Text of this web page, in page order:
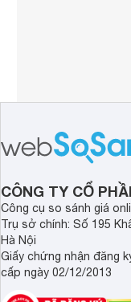
CÔNG TY CỔ
Công cụ so sánh giá
Trụ sở chính: Số 195
Hà Nội
Giấy chứng nhận đăng
cấp ngày 02/12/2013